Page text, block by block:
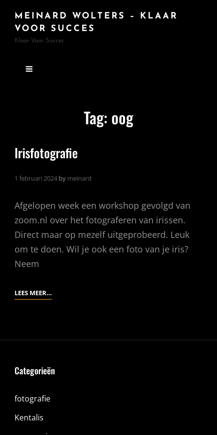
MEINARD WOLTERS – KLAAR
VOOR SUCCES
Klaar Voor Succes
Tag: oog
Irisfotografie
1 februari 2024 by meinard
Afgelopen week een workshop gevolgd van
zoom.nl over het fotograferen van irissen.
Direct maar op mezelf uitgeprobeerd. Leuk
om te doen. Wil je ook een foto van je iris?
Neem
LEES MEER…
Categorieën
fotografie
Kentalis